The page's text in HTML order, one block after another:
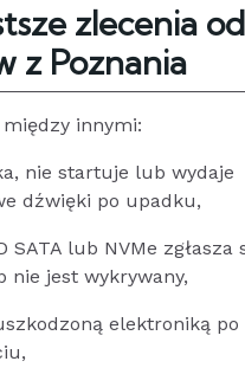
zlecenia od
z Poznania
innymi:
nie startuje lub wydaje
dźwięki po upadku,
SATA lub NVMe zgłasza
nie jest wykrywany,
elektroniką po